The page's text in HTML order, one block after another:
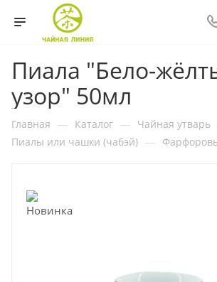
Пиала "Бело-
узор" 50мл
Главная — Каталог — Чайная утварь
Пиалы или чашки (чабэй) —